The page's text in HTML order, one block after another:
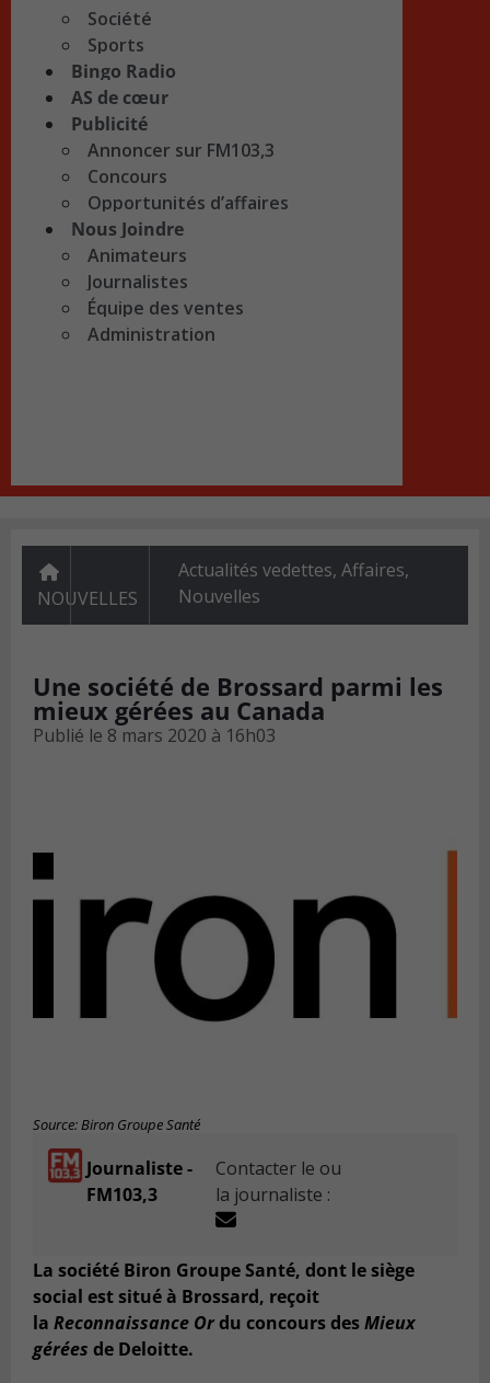
Société
Sports
Bingo Radio
AS de cœur
Publicité
Annoncer sur FM103,3
Concours
Opportunités d’affaires
Nous Joindre
Animateurs
Journalistes
Équipe des ventes
Administration
NOUVELLES
Actualités vedettes,Affaires,
Nouvelles
Une société de Brossard parmi les
mieux gérées au Canada
Publié le 8 mars 2020 à 16h03
Source: Biron Groupe Santé
Journaliste -
FM103,3
Contacter le ou
la journaliste :
La société Biron Groupe Santé, dont le siège
social est situé à Brossard, reçoit
la Reconnaissance Ordu concours desMieux
gérées de Deloitte.